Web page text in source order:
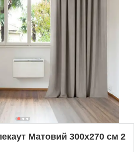
Матовий 300х270 см 2